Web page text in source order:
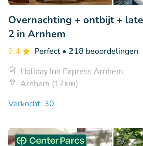
Overnachting + ontbijt +
2 in Arnhem
9.4 Perfect • 218 beoordelingen
Holiday Inn Express Arnhem
Arnhem (17km)
Verkocht: 30